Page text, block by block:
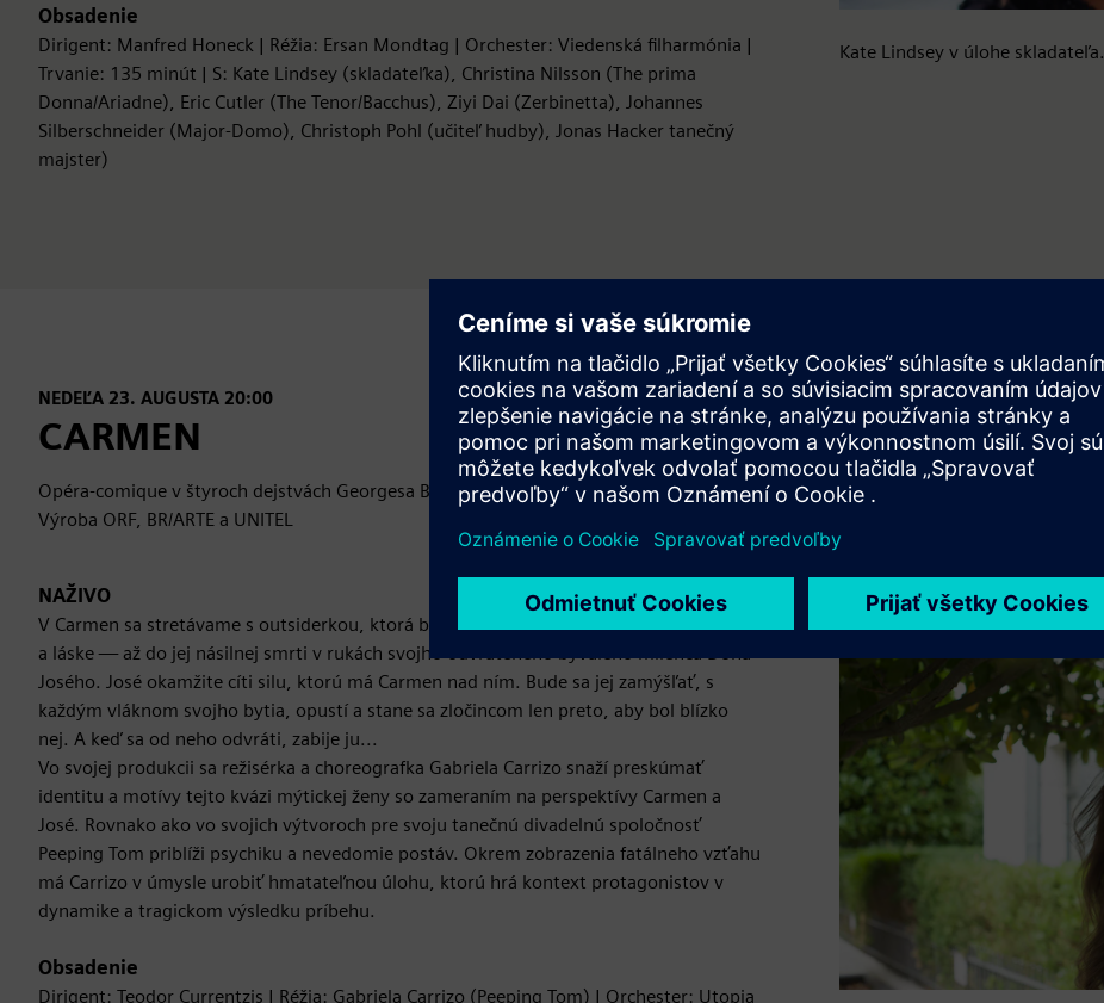
Obsadenie
Dirigent: Manfred Honeck | Réžia: Ersan Mondtag | Orchester: Viedenská filharmónia |
Trvanie: 135 minút | S: Kate Lindsey (skladateľka), Christina Nilsson (The prima
Donna/Ariadne), Eric Cutler (The Tenor/Bacchus), Ziyi Dai (Zerbinetta), Johannes
Silberschneider (Major-Domo), Christoph Pohl (učiteľ hudby), Jonas Hacker tanečný
majster)
Kate Lindsey v úlohe skladateľa.
NEDEĽA 23. AUGUSTA 20:00
CARMEN
Opéra-comique v štyroch dejstvách Georgesa Bizeta (Salzburský festival 2026, Großes Festspielhaus — vo francúzštine).
Výroba ORF, BR/ARTE a UNITEL
NAŽIVO
V Carmen sa stretávame s outsiderkou, ktorá bezkompromisne hľadá slobodu v živote
a láske — až do jej násilnej smrti v rukách svojho odvráteného bývalého milenca Dona
Josého. José okamžite cíti silu, ktorú má Carmen nad ním. Bude sa jej zamýšľať, s
každým vláknom svojho bytia, opustí a stane sa zločincom len preto, aby bol blízko
nej. A keď sa od neho odvráti, zabije ju...
Vo svojej produkcii sa režisérka a choreografka Gabriela Carrizo snaží preskúmať
identitu a motívy tejto kvázi mýtickej ženy so zameraním na perspektívy Carmen a
José. Rovnako ako vo svojich výtvoroch pre svoju tanečnú divadelnú spoločnosť
Peeping Tom priblíži psychiku a nevedomie postáv. Okrem zobrazenia fatálneho vzťahu
má Carrizo v úmysle urobiť hmatateľnou úlohu, ktorú hrá kontext protagonistov v
dynamike a tragickom výsledku príbehu.
Obsadenie
Dirigent: Teodor Currentzis | Réžia: Gabriela Carrizo (Peeping Tom) | Orchester: Utopia